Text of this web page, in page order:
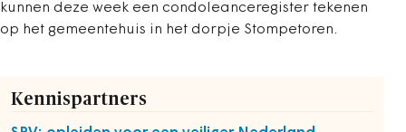
kunnen deze week een condoleanceregister tekenen
op het gemeentehuis in het dorpje Stompetoren.
Kennispartners